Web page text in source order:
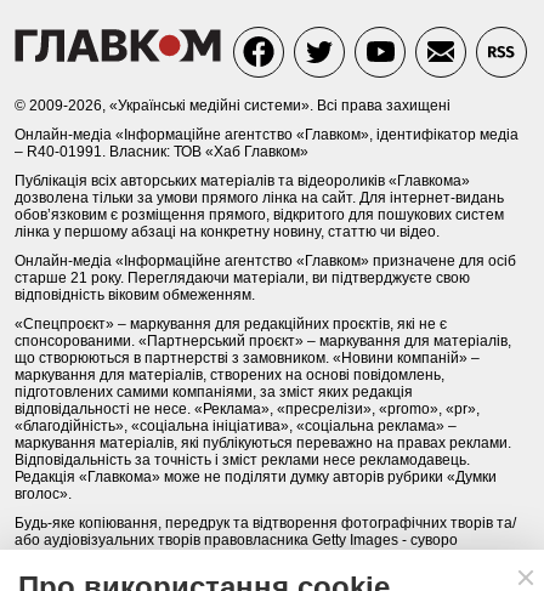
© 2009-2026, «Українські медійні системи». Всі права захищені
Онлайн-медіа «Інформаційне агентство «Главком», ідентифікатор медіа
– R40-01991. Власник: ТОВ «Хаб Главком»
Публікація всіх авторських матеріалів та відеороликів «Главкома»
дозволена тільки за умови прямого лінка на сайт. Для інтернет-видань
обов’язковим є розміщення прямого, відкритого для пошукових систем
лінка у першому абзаці на конкретну новину, статтю чи відео.
Онлайн-медіа «Інформаційне агентство «Главком» призначене для осіб
старше 21 року. Переглядаючи матеріали, ви підтверджуєте свою
відповідність віковим обмеженням.
«Спецпроєкт» – маркування для редакційних проєктів, які не є
спонсорованими. «Партнерський проєкт» – маркування для матеріалів,
що створюються в партнерстві з замовником. «Новини компаній» –
маркування для матеріалів, створених на основі повідомлень,
підготовлених самими компаніями, за зміст яких редакція
відповідальності не несе. «Реклама», «пресрелізи», «promo», «pr»,
«благодійність», «соціальна ініціатива», «соціальна реклама» –
маркування матеріалів, які публікуються переважно на правах реклами.
Відповідальність за точність і зміст реклами несе рекламодавець.
Редакція «Главкома» може не поділяти думку авторів рубрики «Думки
вголос».
Будь-яке копіювання, передрук та відтворення фотографічних творів та/
або аудіовізуальних творів правовласника Getty Images - суворо
Політика конфіденційності (Privacy Policy). Правила сайту